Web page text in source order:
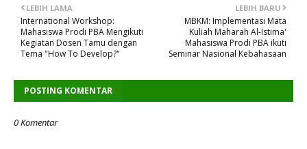
LEBIH BARU
MBKM: Implementasi Mata
Kuliah Maharah Al-Istima'
Mahasiswa Prodi PBA ikuti
Seminar Nasional Kebahasaan
LEBIH LAMA
International Workshop:
Mahasiswa Prodi PBA Mengikuti
Kegiatan Dosen Tamu dengan
Tema "How To Develop?"
POSTING KOMENTAR
0 Komentar